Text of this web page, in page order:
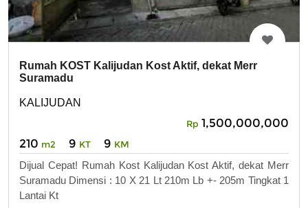
Rumah KOST Kalijudan Kost Aktif, dekat Merr
Suramadu
KALIJUDAN
Rp 1,500,000,000
210 m2 9 KT 9 KM
Dijual Cepat! Rumah Kost Kalijudan Kost Aktif, dekat Merr
Suramadu Dimensi : 10 X 21 Lt 210m Lb +- 205m Tingkat 1
Lantai Kt